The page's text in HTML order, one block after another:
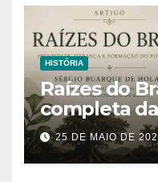
HISTÓRIA
Raízes do
completa
Buarque de
importância
formação
25 DE MAIO DE